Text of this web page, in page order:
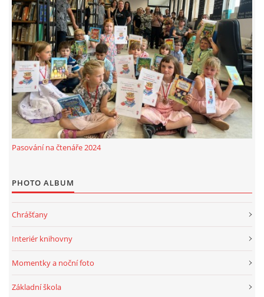
Pasování na čtenáře 2024
PHOTO ALBUM
Chrášťany
Interiér knihovny
Momentky a noční foto
Základní škola